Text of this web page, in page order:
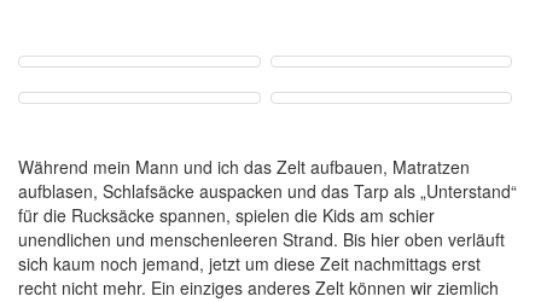
Während mein Mann und ich das Zelt aufbauen, Matratzen
aufblasen, Schlafsäcke auspacken und das Tarp als „Unterstand“
für die Rucksäcke spannen, spielen die Kids am schier
unendlichen und menschenleeren Strand. Bis hier oben verläuft
sich kaum noch jemand, jetzt um diese Zeit nachmittags erst
recht nicht mehr. Ein einziges anderes Zelt können wir ziemlich